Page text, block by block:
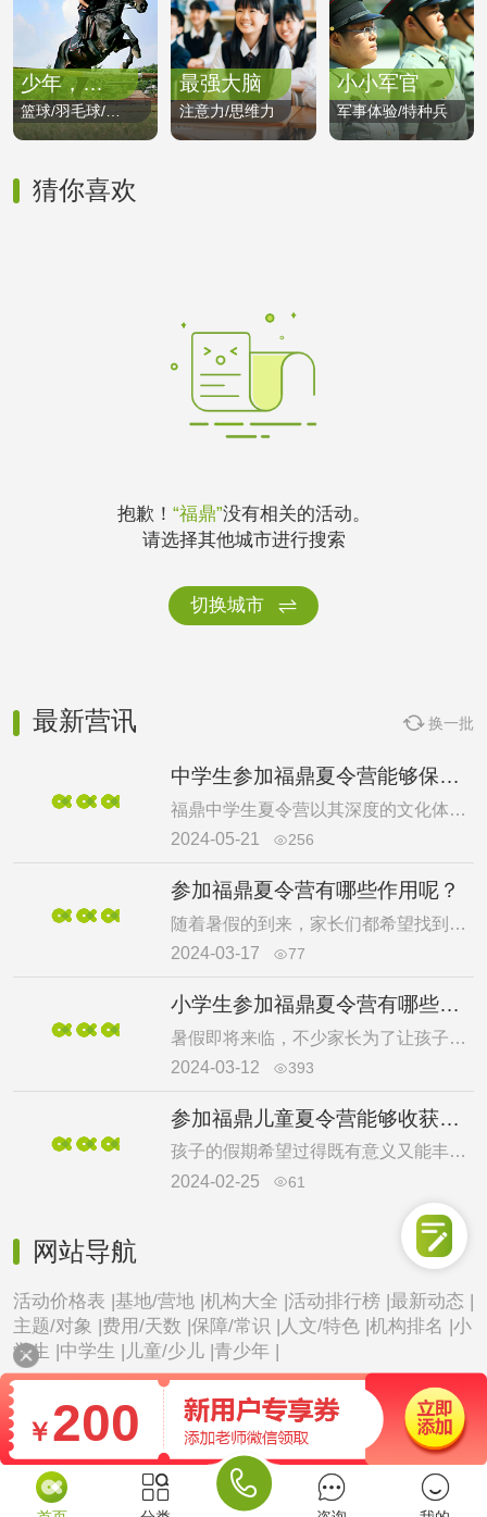
少年，奔跑吧
篮球/羽毛球/减肥
最强大脑
注意力/思维力
小小军官
军事体验/特种兵
猜你喜欢
抱歉！ “福鼎”没有相关的活动。
请选择其他城市进行搜索
切换城市 
最新营讯  换一批
中学生参加福鼎夏令营能够保障安全吗？
福鼎中学生夏令营以其深度的文化体验、前沿的科技探索和创新的教育模式，成为中学生们追求知识、锻炼能力的理想之地。夏令营融合了传统与现代，不仅让学生们感受到中华文化的博大精深，还让他们接触到前沿科技，激发对未来世界的无限憧憬。在这里，学生们将接受一系列精心设计的挑战和训练，从而培养出坚韧不拔的品格、卓越的领导力和团队合作精神。福鼎中学生夏令营，一个激发潜能、开拓视野的成长舞台，将助力学生们走向更加宽广的未来。安全问题是不少家长关注的重点，下面介绍了福鼎中学生夏令营安全保障，快来一起看看吧。
2024-05-21
256
参加福鼎夏令营有哪些作用呢？
随着暑假的到来，家长们都希望找到既能让孩子们享受假期乐趣，又能促进他们身心健康成长的活动。福鼎夏令营不仅利用当地丰富的自然资源开展一系列户外探险活动，还融入了丰富的文化元素，旨在培养孩子们的生存技能、社会交往能力以及对传统文化的尊重和理解。这种综合性的夏令营体验有助于孩子们建立自信，激发创造力和好奇心，促进他们成为更加全面的人。很多家长好奇福鼎夏令营有用吗，下面进行介绍，一起来看看吧。
2024-03-17
77
小学生参加福鼎夏令营有哪些需要知道的？
暑假即将来临，不少家长为了让孩子能够度过一个充实且有意义的假期而煞费苦心，如果还没有得到好的结果，那不如来福鼎小学生夏令营吧。福鼎小学生夏令营通过实践体验，开设多项丰富的课程活动，帮助孩子们提升创新思维和社交能力，让孩子在愉悦的环境中学习新知识，发现新兴趣，同时增强自信心和独立性。很多家长好奇福鼎小学生夏令营注意事项有哪些，下面就一起来看看吧。
2024-03-12
393
参加福鼎儿童夏令营能够收获些什么？
孩子的假期希望过得既有意义又能丰富有趣，那不如考虑参加福鼎儿童夏令营吧。在这里孩子能够收获许多。福鼎儿童夏令营为孩子提供丰富的户外体验课程，让孩子在安全有趣的环境内，提升各种技能品质，培养社交能力，感受自然的魅力，并且发掘内在潜能，不断挑战自己，增强内在动力。那么福鼎儿童夏令营课程收获有哪些呢？下面一起来看看吧。
2024-02-25
61
网站导航
活动价格表 |基地/营地 |机构大全 |活动排行榜 |最新动态 |
主题/对象 |费用/天数 |保障/常识 | 人文/特色 |机构排名 |小
学生 |中学生 | 儿童/少儿 |青少年 |

￥200